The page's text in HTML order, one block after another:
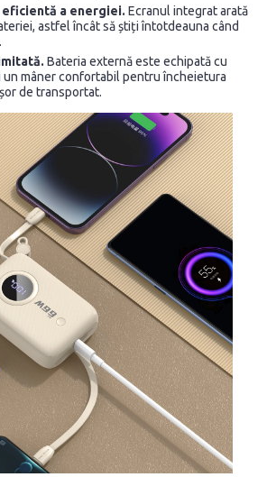
a energiei. Ecranul integrat arată
astfel încât să știți întotdeauna când
Bateria externă este echipată cu
un mâner confortabil pentru încheietura
de transportat.